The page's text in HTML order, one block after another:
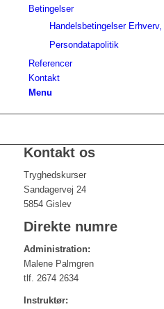
Betingelser
Handelsbetingelser
Persondatapolitik
Referencer
Kontakt
Menu
Kontakt os
Tryghedskurser
Sandagervej 24
5854 Gislev
Direkte numre
Administration:
Malene Palmgren
tlf. 2674 2634
Instruktør: